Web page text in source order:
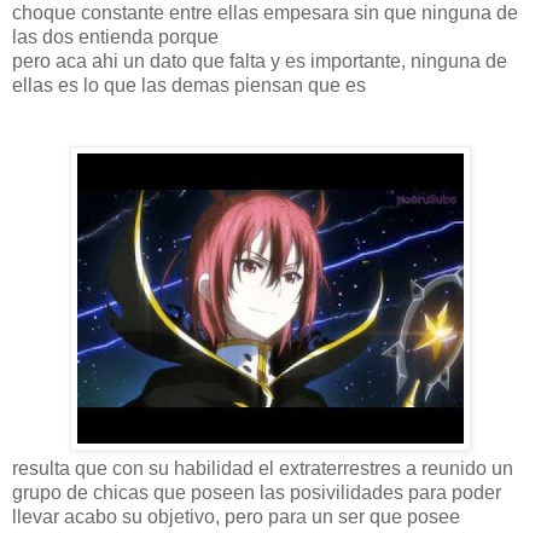
choque constante entre ellas empesara sin que ninguna de
las dos entienda porque
pero aca ahi un dato que falta y es importante, ninguna de
ellas es lo que las demas piensan que es
resulta que con su habilidad el extraterrestres a reunido un
grupo de chicas que poseen las posivilidades para poder
llevar acabo su objetivo, pero para un ser que posee